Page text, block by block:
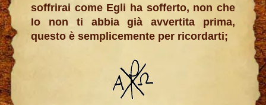
soffrirai come Egli ha sofferto, non che
Io non ti abbia già avvertita prima,
questo è semplicemente per ricordarti;